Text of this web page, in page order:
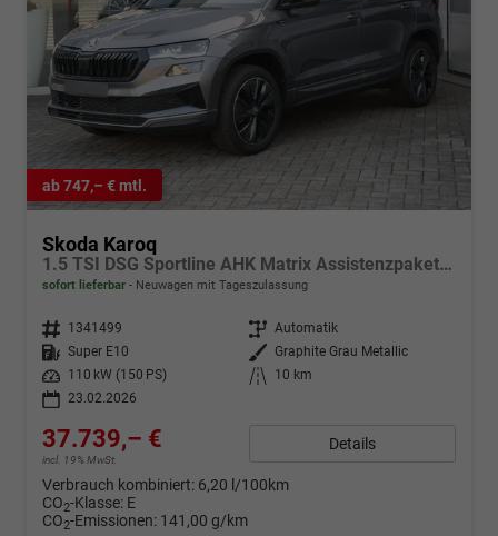
ab 747,– € mtl.
Skoda Karoq
1.5 TSI DSG Sportline AHK Matrix Assistenzpaket Plus Kamera
sofort lieferbar Neuwagen mit Tageszulassung
Fahrzeugnr. 1341499 Getriebe Automatik
Kraftstoff Super E10 Außenfarbe
Graphite Grau Metallic
Leistung
110 kW (150 PS) Kilometerstand
10 km
23.02.2026
37.739,– €
incl. 19% MwSt.
Details
Verbrauch kombiniert: 6,20 l/100km
CO2-Klasse: E
CO2-Emissionen: 141,00 g/km